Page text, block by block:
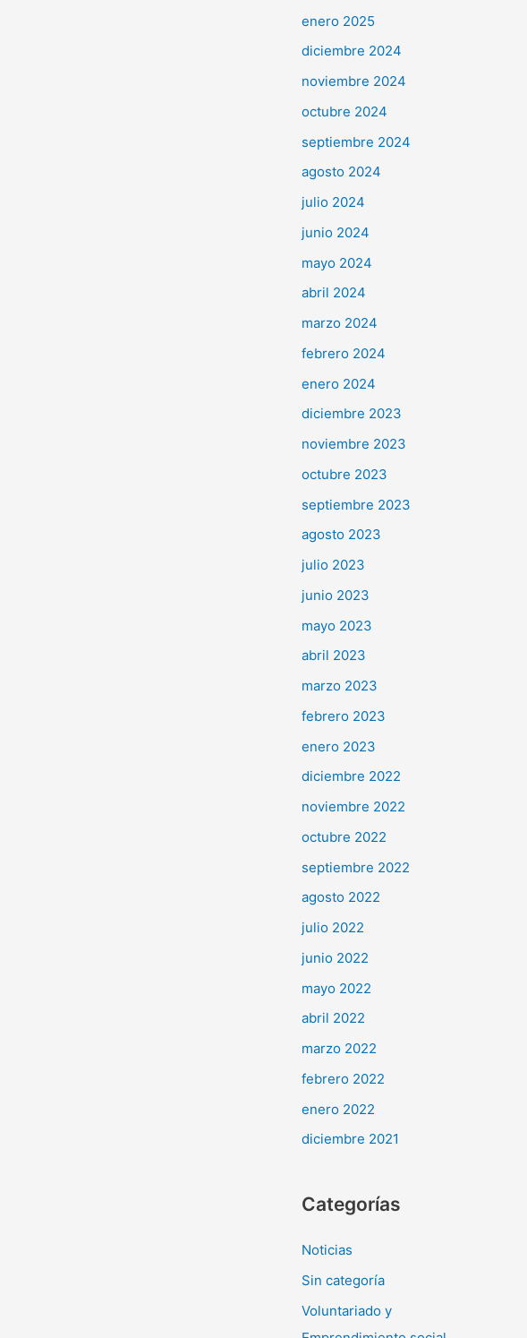
enero 2025
diciembre 2024
noviembre 2024
octubre 2024
septiembre 2024
agosto 2024
julio 2024
junio 2024
mayo 2024
abril 2024
marzo 2024
febrero 2024
enero 2024
diciembre 2023
noviembre 2023
octubre 2023
septiembre 2023
agosto 2023
julio 2023
junio 2023
mayo 2023
abril 2023
marzo 2023
febrero 2023
enero 2023
diciembre 2022
noviembre 2022
octubre 2022
septiembre 2022
agosto 2022
julio 2022
junio 2022
mayo 2022
abril 2022
marzo 2022
febrero 2022
enero 2022
diciembre 2021
Categorías
Noticias
Sin categoría
Voluntariado y